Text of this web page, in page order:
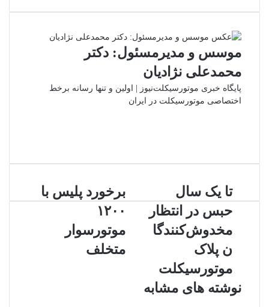
از
ایمیل
موسس و مدیرمسئول: دکتر
محمدعلی نژادیان
پایگاه خبری موتورسیکلت‌نیوز | اولین و تنها رسانه برخط
اختصاصی موتورسیکلت در ایران
برخورد
پلیس
با
۱۲۰۰
موتورسوار
متخلف
برخورد پلیس با
۱۲۰۰
موتورسوار
متخلف
تا
یک
سال
حبس
انتظار
مخدوش‌کنندگان
پلاک
موتورسیکلت
تا یک سال
حبس در انتظار
مخدوش‌کنندگا
ن پلاک
موتورسیکلت
نوشته های مشابه